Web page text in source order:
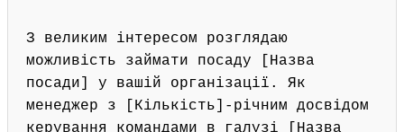
З великим інтересом розглядаю
можливість займати посаду [Назва
посади] у вашій організації. Як
менеджер з [Кількість]-річним досвідом
керування командами в галузі [Назва